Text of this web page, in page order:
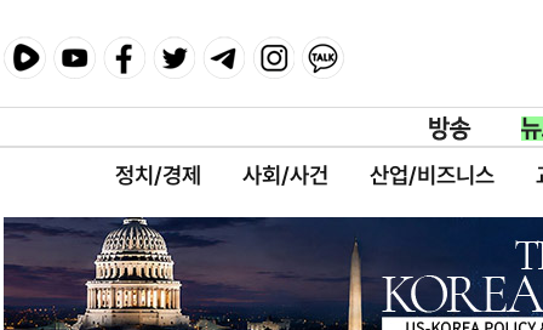
정치/경제 사회/사건 산업/비즈니스